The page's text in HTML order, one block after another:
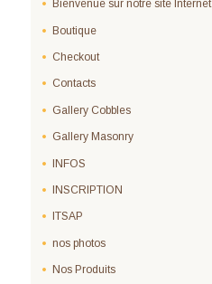
Bienvenue sur notre site Internet
Boutique
Checkout
Contacts
Gallery Cobbles
Gallery Masonry
INFOS
INSCRIPTION
ITSAP
nos photos
Nos Produits